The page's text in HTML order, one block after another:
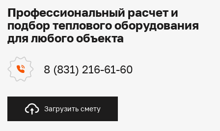
Профессиональный расчет и
подбор теплового оборудования
для любого объекта
8 (831) 216-61-60
Загрузить смету